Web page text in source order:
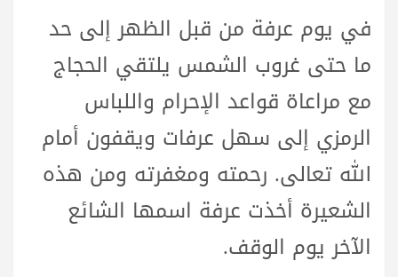
في يوم عرفة من قبل الظهر إلى حد
ما حتى غروب الشمس يلتقي الحجاج
مع مراعاة قواعد الإحرام واللباس
الرمزي إلى سهل عرفات ويقفون أمام
الله تعالى. رحمته ومغفرته ومن هذه
الشعيرة أخذت عرفة اسمها الشائع
الآخر يوم الوقف.